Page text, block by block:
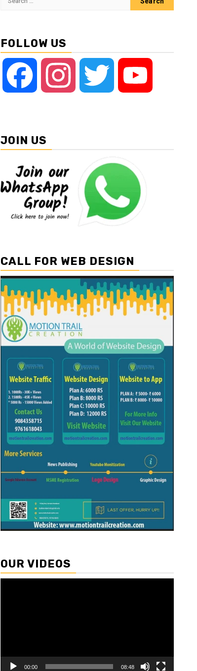
FOLLOW US
Facebook Instagram Twitter
JOIN US
CALL FOR WEB DESIGN
OUR VIDEOS
00:00 08:48